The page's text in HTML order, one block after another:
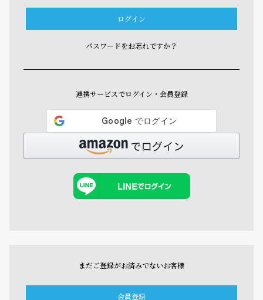
ログイン
パスワードをお忘れですか？
連携サービスでログイン・会員登録
まだご登録がお済みでないお客様
会員登録